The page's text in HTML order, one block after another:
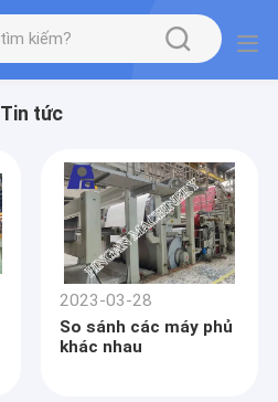
Tin tức
2023-03-28
So sánh các máy phủ
khác nhau